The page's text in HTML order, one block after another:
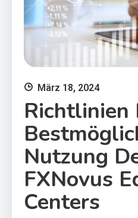
März 18, 2024
Richtlinien
Nutzung
FXNovus
Centers